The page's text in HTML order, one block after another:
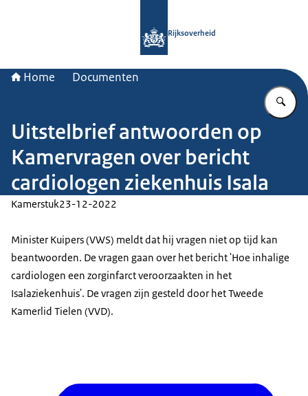
Rijksoverheid
Home Documenten
Uitstelbrief antwoorden op
Kamervragen over bericht
cardiologen ziekenhuis Isala
Kamerstuk23-12-2022
Minister Kuipers (VWS) meldt dat hij vragen niet op tijd kan
beantwoorden. De vragen gaan over het bericht 'Hoe inhalige
cardiologen een zorginfarct veroorzaakten in het
Isalaziekenhuis'. De vragen zijn gesteld door het Tweede
Kamerlid Tielen (VVD).